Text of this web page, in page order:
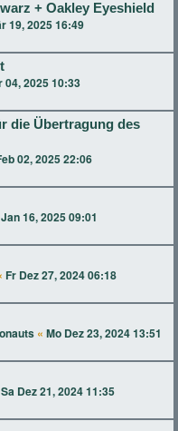
+ Oakley Eyeshield
19, 2025 16:49
04, 2025 10:33
die Übertragung des
02, 2025 22:06
16, 2025 09:01
Fr Dez 27, 2024 06:18
« Mo Dez 23, 2024 13:51
Sa Dez 21, 2024 11:35